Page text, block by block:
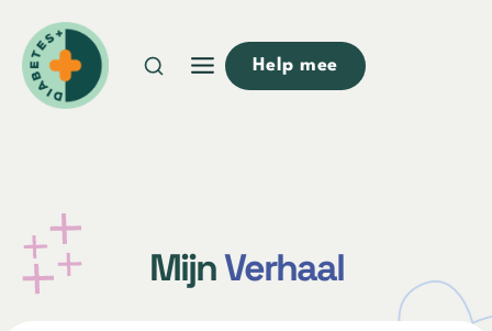
naar
inhoud
Help mee
MijnVerhaal